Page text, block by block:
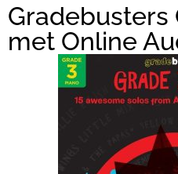
Gradebusters
met Online